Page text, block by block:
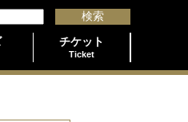
チケット
Ticket